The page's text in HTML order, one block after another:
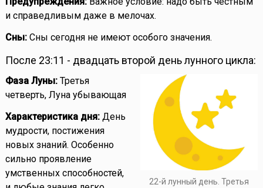
и справедливым даже в мелочах.
Сны:Сны сегодня не имеют особого значения.
После 23:11 - двадцать второй день лунного цикла:
22-й лунный день. Третья
Фаза Луны:Третья
четверть, Луна убывающая
Характеристика дня:День
мудрости, постижения
новых знаний. Особенно
сильно проявление
умственных способностей,